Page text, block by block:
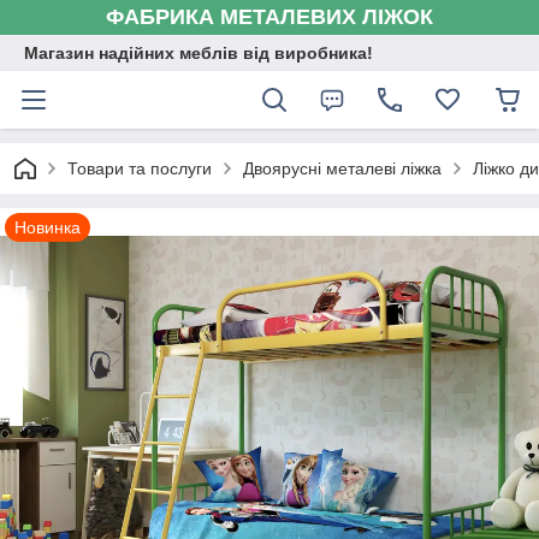
ФАБРИКА МЕТАЛЕВИХ ЛІЖОК
Магазин надійних меблів від виробника!
Товари та послуги Двоярусні металеві ліжка Ліжко
Новинка